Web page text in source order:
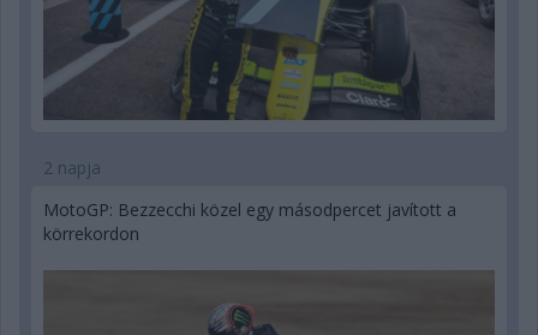
2 napja
MotoGP: Bezzecchi közel egy másodpercet javított a
körrekordon